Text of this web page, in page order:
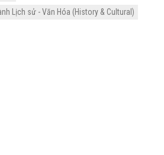
Lịch sử - Văn Hóa (History & Cultural)